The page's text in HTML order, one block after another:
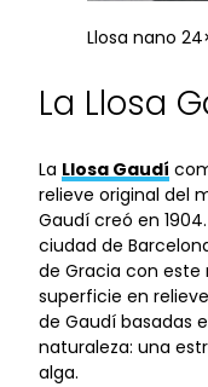
Llosa nano
La Llosa
La Llosa Gaudí
relieve original del
Gaudí creó en
ciudad de
de Gracia con
superficie en
de Gaudí basadas
naturaleza: una
alga.